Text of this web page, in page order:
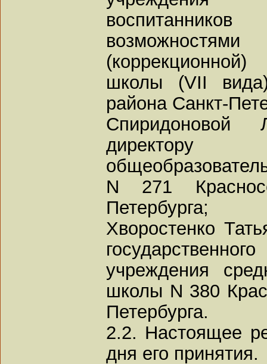
школы (VII
района Санкт-
Спиридоновой
директору
N 271
Петербурга;
Хворостенко
учреждения
школы N 380
Петербурга.
2.2. Настоящее
дня его принятия.